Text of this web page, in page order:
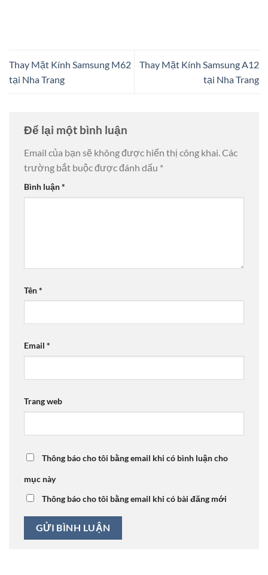
Thay Mặt Kính Samsung M62
tại Nha Trang
Thay Mặt Kính Samsung A12
tại Nha Trang
Để lại một bình luận
Email của bạn sẽ không được hiển thị công khai.Các
trường bắt buộc được đánh dấu *
Bình luận*
Tên*
Email *
Trang web
Thông báo cho tôi bằng email khi có bình luận cho
mục này
Thông báo cho tôi bằng email khi có bài đăng mới